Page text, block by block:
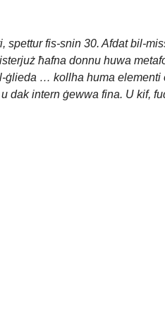
fis-snin 30. Afdat bil-
ħafna donnu huwa
ġlieda … kollha huma
intern ġewwa fina. U kif,